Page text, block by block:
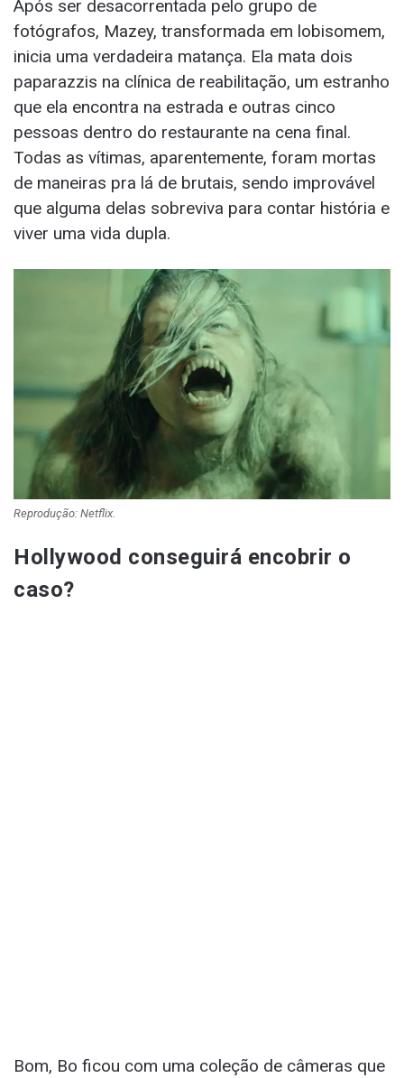
Após ser desacorrentada pelo grupo de
fotógrafos, Mazey, transformada em lobisomem,
inicia uma verdadeira matança. Ela mata dois
paparazzis na clínica de reabilitação, um estranho
que ela encontra na estrada e outras cinco
pessoas dentro do restaurante na cena final.
Todas as vítimas, aparentemente, foram mortas
de maneiras pra lá de brutais, sendo improvável
que alguma delas sobreviva para contar história e
viver uma vida dupla.
Reprodução: Netflix.
Hollywood conseguirá encobrir o
caso?
Bom, Bo ficou com uma coleção de câmeras que